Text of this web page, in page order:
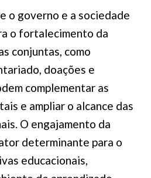
o governo e a sociedade
o fortalecimento da
conjuntas, como
doações e
complementar as
e ampliar o alcance das
O engajamento da
determinante para o
educacionais,